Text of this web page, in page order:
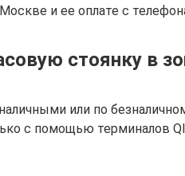
и ее оплате с
стоянку в
или по
с помощью терминалов